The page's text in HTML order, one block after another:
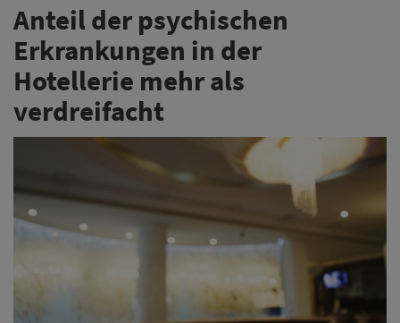
Anteil der psychischen
Erkrankungen in der
Hotellerie mehr als
verdreifacht